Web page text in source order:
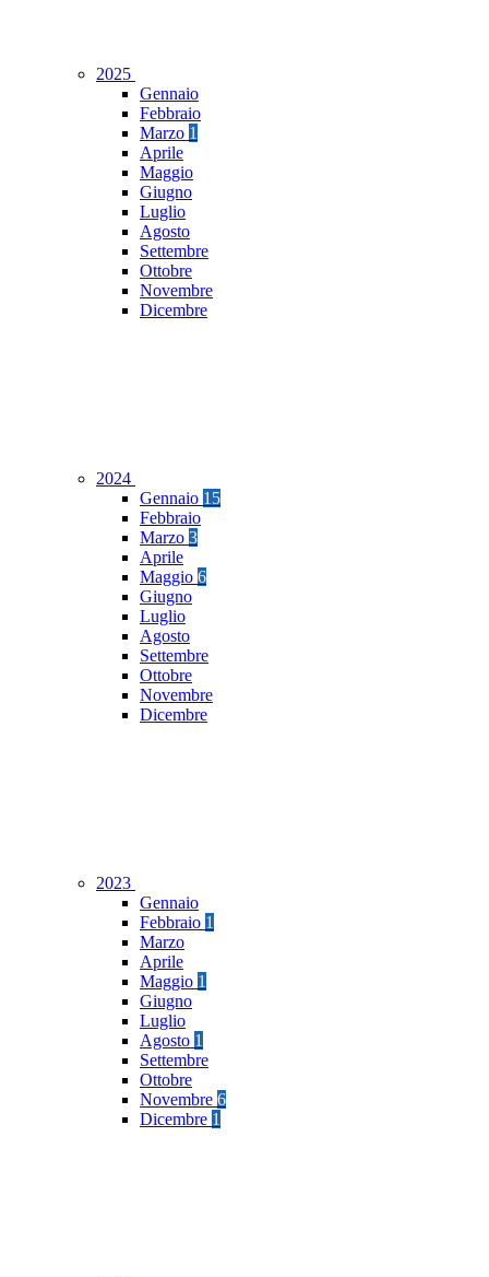
2025
Gennaio
Febbraio
Marzo 1
Aprile
Maggio
Giugno
Luglio
Agosto
Settembre
Ottobre
Novembre
Dicembre
2024
Gennaio 15
Febbraio
Marzo 3
Aprile
Maggio 6
Giugno
Luglio
Agosto
Settembre
Ottobre
Novembre
Dicembre
2023
Gennaio
Febbraio 1
Marzo
Aprile
Maggio 1
Giugno
Luglio
Agosto 1
Settembre
Ottobre
Novembre 6
Dicembre 1